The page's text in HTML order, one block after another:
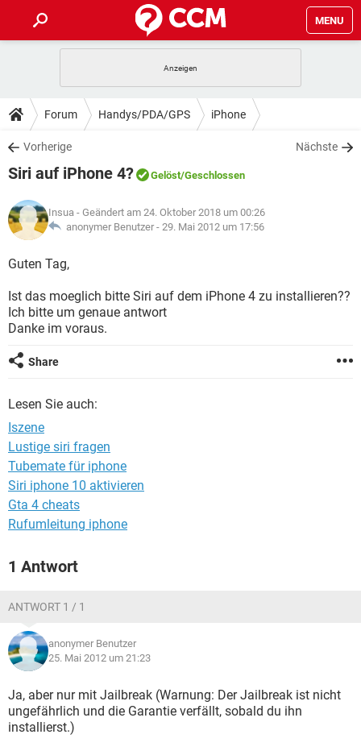
MENU
ANDROID IOS
WINDOWS 10
WHATSAPP TIKTOK
FACEBOOK
TIPPS & TRICKS
SPIELE STREAMING
WHATSAPP TIKTOK
FACEBOOK
DOWNLOADS
SPIELE STREAMING
ANDROID
WINDOWS 10 INSTAGRAM
WHATSAPP
SPIELE STREAMING
ANDROID
WINDOWS 10
WHATSAPP TIKTOK
FACEBOOK
LEXIKON
SPIELE
WINDOWS 10
FACEBOOK
Forum Handys/PDA/GPS iPhone
Vorherige Nächste
Siri auf iPhone 4? Gelöst/Geschlossen
Insua - Geändert am 24. Oktober 2018 um 00:26
anonymer Benutzer - 29. Mai 2012 um 17:56
Guten Tag,
Ist das moeglich bitte Siri auf dem iPhone 4 zu installieren??
Ich bitte um genaue antwort
Danke im voraus.
Share
Lesen Sie auch:
Iszene
Lustige siri fragen
Tubemate für iphone
Siri iphone 10 aktivieren
Gta 4 cheats
Rufumleitung iphone
1 Antwort
ANTWORT 1 / 1
anonymer Benutzer
25. Mai 2012 um 21:23
Ja, aber nur mit Jailbreak (Warnung: Der Jailbreak ist nicht
ungefährlich und die Garantie verfällt, sobald du ihn
installierst.)